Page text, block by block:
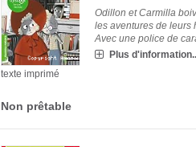
texte imprimé
Odillon et Carmilla
les aventures de leurs
Avec une police de
Plus
Non prêtable